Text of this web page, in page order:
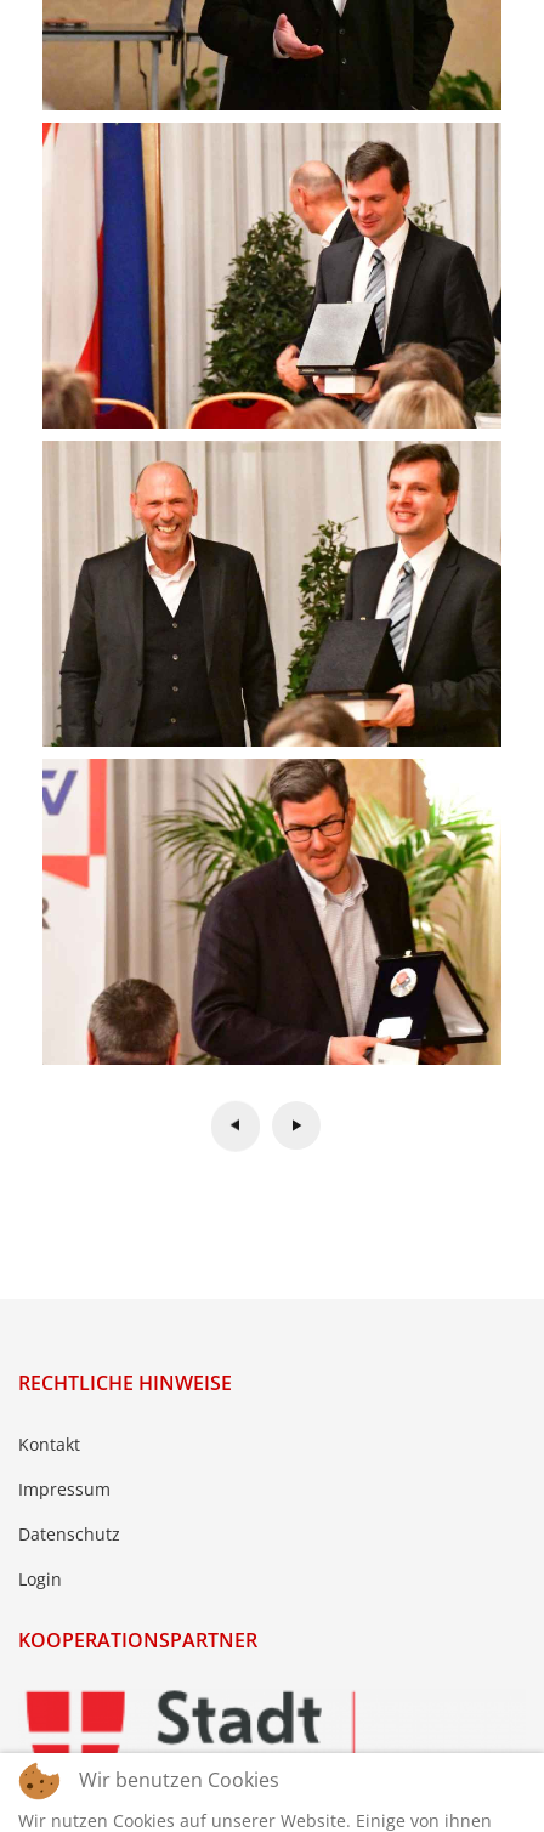
RECHTLICHE HINWEISE
Kontakt
Impressum
Datenschutz
Login
KOOPERATIONSPARTNER
Wir benutzen Cookies
Wir nutzen Cookies auf unserer Website. Einige von ihnen